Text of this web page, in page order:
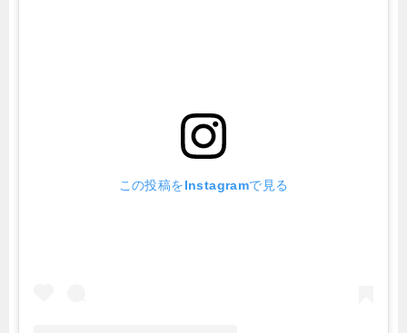
この投稿をInstagramで見る